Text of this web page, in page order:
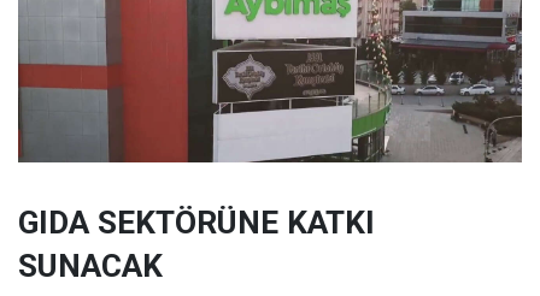
GIDA SEKTÖRÜNE KATKI
SUNACAK